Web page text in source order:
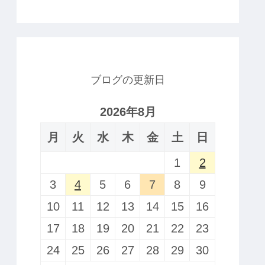
ブログの更新日
2026年8月
月
火 水 木 金 土
日
1
2
3
4 5 6 7 8
9
10
11 12 13 14 15
16
17
18 19 20 21 22
23
24
25 26 27 28 29
30